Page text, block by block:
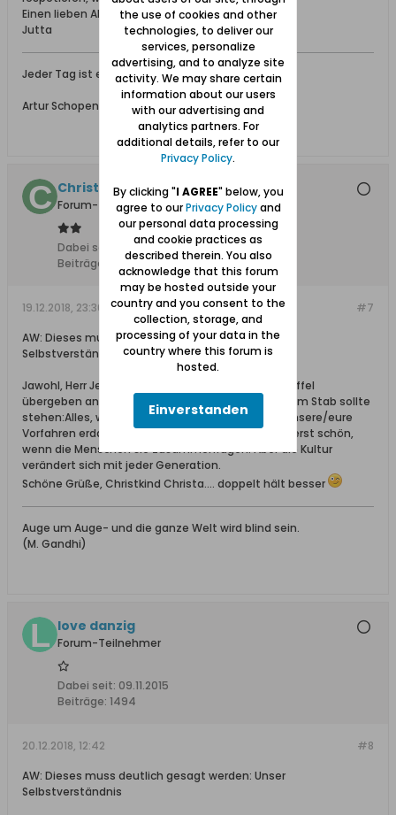
Einen lieben Abendgruß
Jutta
Jeder Tag ist ein kleines Leben für sich.
Artur Schopenhauer* 1788 Danzig
Christkind
Forum-Teilnehmer
Dabei seit:
10.02.2008
Beiträge:
1570
#7
19.12.2018, 23:36
AW: Dieses muss deutlich gesagt werden: Unser
Selbstverständnis
Jawohl, Herr Jeske, wir sind diejeningen, die die Staffel
übergeben an die nächste Generation. Und auf dem Stab sollte
stehen:Alles, was heute bewundert wird, haben unsere/eure
Vorfahren erdacht und erbaut. Die Steine werden erst schön,
wenn die Menschen sie zusammenfügen. Aber die Kultur
verändert sich mit jeder Generation.
Schöne Grüße, Christkind Christa.... doppelt hält besser
Auge um Auge- und die ganze Welt wird blind sein.
(M. Gandhi)
love danzig
Forum-Teilnehmer
Dabei seit: 09.11.2015
Beiträge: 1494
#8
20.12.2018, 12:42
AW: Dieses muss deutlich gesagt werden: Unser
Selbstverständnis
the use of cookies and other
technologies, to deliver our
services, personalize
advertising, and to analyze site
activity. We may share certain
information about our users
with our advertising and
analytics partners. For
additional details, refer to our
Privacy Policy.
By clicking "I AGREE" below, you
agree to ourPrivacy Policyand
our personal data processing
and cookie practices as
described therein. You also
acknowledge that this forum
may be hosted outside your
country and you consent to the
collection, storage, and
processing of your data in the
country where this forum is
hosted.
Einverstanden